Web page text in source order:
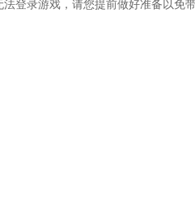
登录游戏，请您提前做好准备以免